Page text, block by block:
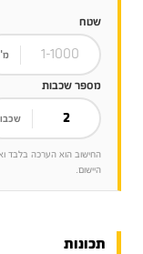
שטח
מספר שכבות
החישוב הוא הערכה בלבד
היישום.
תכונות